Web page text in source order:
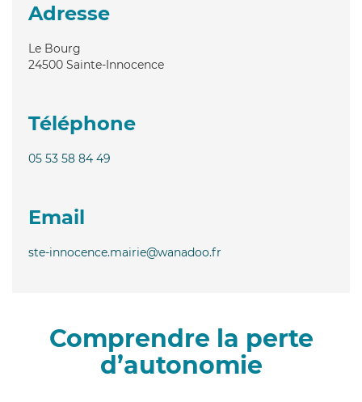
Adresse
Le Bourg
24500 Sainte-Innocence
Téléphone
05 53 58 84 49
Email
ste-innocence.mairie@wanadoo.fr
Comprendre la perte
d’autonomie